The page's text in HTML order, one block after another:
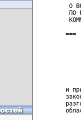
О
ПО
===
и